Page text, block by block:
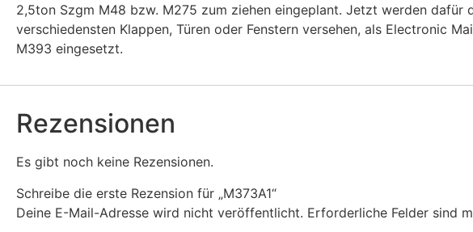
2,5ton Szgm M48 bzw. M275 zum ziehen eingeplant. Jetzt werden
verschiedensten Klappen, Türen oder Fenstern versehen, als Electronic
M393 eingesetzt.
Rezensionen
Es gibt noch keine Rezensionen.
Schreibe die erste Rezension für „M373A1“
Deine E-Mail-Adresse wird nicht veröffentlicht. Erforderliche Felder sind